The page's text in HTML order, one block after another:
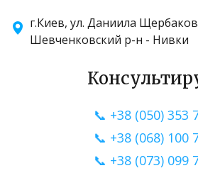
г.Киев, ул. Даниила
Шевченковский р-н - Нивки
📞 +38 (050) 353
📞 +38 (068) 100
📞 +38 (073) 099